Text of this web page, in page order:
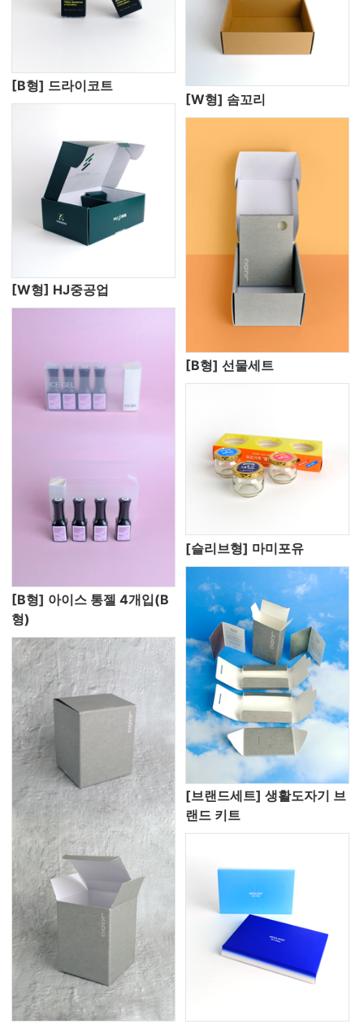
[B형] 드라이코트
[W형] 솜꼬리
[W형] HJ중공업
[B형] 선물세트
[B형] 아이스 통젤 4개입(B
형)
[슬리브형] 마미포유
[브랜드세트] 생활도자기 브
랜드 키트